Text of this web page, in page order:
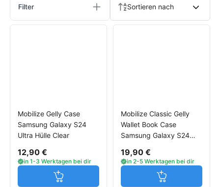
Filter Sortieren nach
Mobilize Gelly Case
Samsung Galaxy S24
Ultra Hülle Clear
12,90 €
in 1-3 Werktagen bei dir
Jetzt in den Warenkorb
Mobilize Classic Gelly
Wallet Book Case
Samsung Galaxy S24
19,90 €
in 2-5 Werktagen bei dir
Jetzt in den